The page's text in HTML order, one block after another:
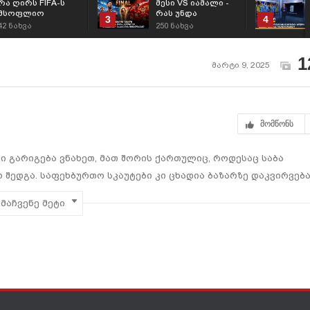
ღირს FIFA-ს
ნახვა
3
მესი VS იამალი -
რას უნდა
ველოდოთ
250 ნახვა
4
მარტი 9, 2025
მომწონს
ვნახეთ, მათ შორის ქართულიც, როდესაც საბა
საფეხბურთო სკაუტები კი ცხადია ბაზარზე
მაჩვენე მეტი